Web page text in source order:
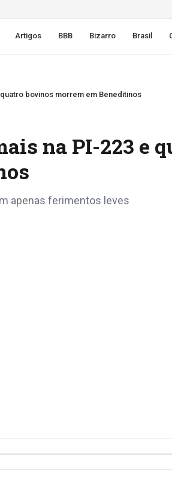
Artigos BBB Bizarro Brasil
bovinos morrem em Beneditinos
na PI-223 e
apenas ferimentos leves